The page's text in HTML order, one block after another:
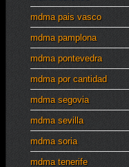
mdma pais vasco
mdma pamplona
mdma pontevedra
mdma por cantidad
mdma segovia
mdma sevilla
mdma soria
mdma tenerife